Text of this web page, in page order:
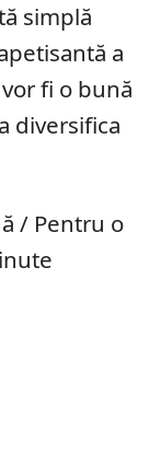
simplă
a
fi o bună
diversifica
/ Pentru o